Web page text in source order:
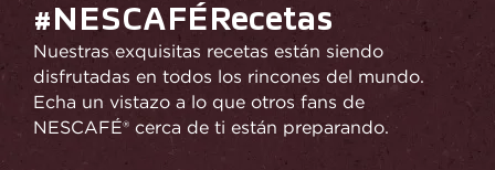
#NESCAFÉRecetas
Nuestras exquisitas recetas están siendo
disfrutadas en todos los rincones del mundo.
Echa un vistazo a lo que otros fans de
NESCAFÉ® cerca de ti están preparando.